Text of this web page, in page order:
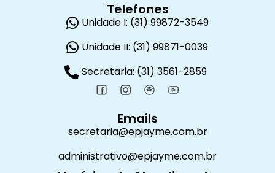
Telefones
Unidade I: (31) 99872-3549
Unidade II: (31) 99871-0039
Secretaria: (31) 3561-2859
Emails
secretaria@epjayme.com.br
administrativo@epjayme.com.br